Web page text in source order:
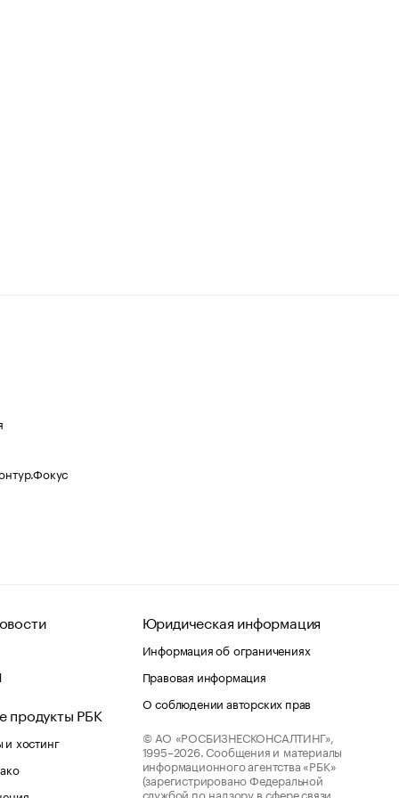
продукты РБК
хостинг
Юридическая информация
Информация об ограничениях
Правовая информация
О соблюдении авторских прав
© АО «РОСБИЗНЕСКОНСАЛТИНГ»,
1995–2026. Сообщения и материалы
информационного агентства «РБК»
(зарегистрировано Федеральной
службой по надзору в сфере связи,